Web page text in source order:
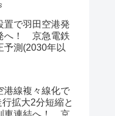
置で羽田空港発
へ！ 京急電鉄
予測(2030年以
港線複々線化で
拡大2分短縮と
車連結へ！ 京